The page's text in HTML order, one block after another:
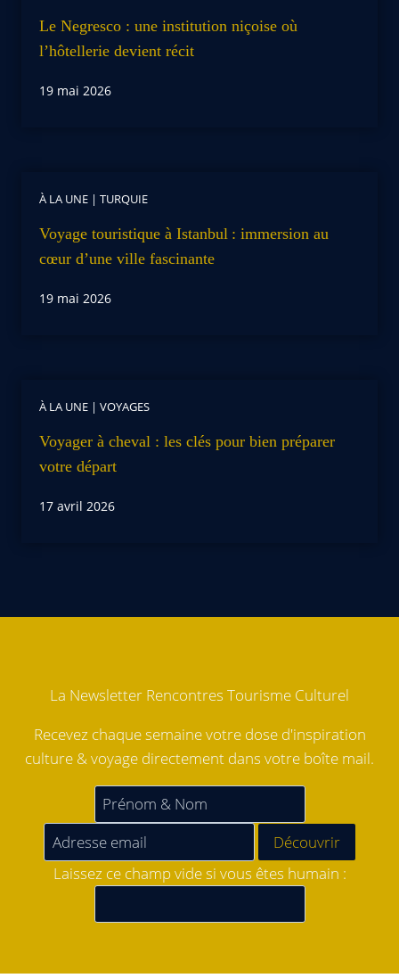
Le Negresco : une institution niçoise où
l’hôtellerie devient récit
19 mai 2026
À LA UNE | TURQUIE
Voyage touristique à Istanbul : immersion au
cœur d’une ville fascinante
19 mai 2026
À LA UNE | VOYAGES
Voyager à cheval : les clés pour bien préparer
votre départ
17 avril 2026
La Newsletter Rencontres Tourisme Culturel
Recevez chaque semaine votre dose d'inspiration
culture & voyage directement dans votre boîte mail.
Laissez ce champ vide si vous êtes humain :